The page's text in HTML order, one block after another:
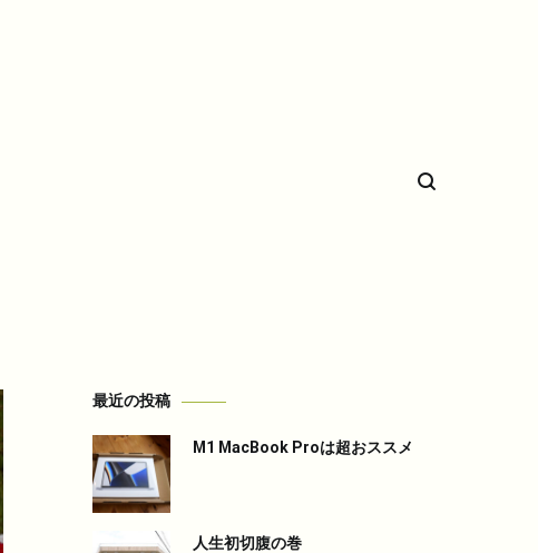
最近の投稿
M1 MacBook Proは超おススメ
人生初切腹の巻